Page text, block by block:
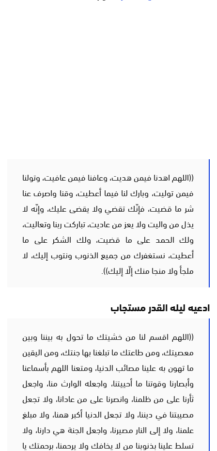
((اللهم اهدنا فيمن هديت، وعافنا فيمن عافيت، وتولنا
فيمن توليت، وبارك لنا فيما أعطيت، وقنا واصرف عنا
شر ما قضيت، فإنّك تقضي ولا يقضى عليك، وإنّه لا
يذل من واليت ولا يعز من عاديت، تباركت ربنا وتعاليت،
ولك الحمد على ما قضيت، ولك الشكر على ما
أعطيت، نستغفرك من جميع الذنوب ونتوب إليك، لا
ملجأ ولا منجا منك إلّا إليك)).
ادعيه ليله القدر مستجاب
((اللهم اقسم لنا من خشيتك ما تحول به بيننا وبين
معصيتك، ومن طاعتك ما تبلغنا بها جنتك، ومن اليقين
ما تهون به علينا مصائب الدنيا، ومتعنا اللهم بأسماعنا
وأبصارنا وقوتنا ما أحييتنا، واجعله الوارث منا، واجعل
ثأرنا على من ظلمنا، وانصرنا على من عادانا، ولا تجعل
مصيبتنا في ديننا، ولا تجعل الدنيا أكبر همنا، ولا مبلغ
علمنا، ولا إلى النار مصيرنا، واجعل الجنة هي دارنا، ولا
تسلط علينا بذنوبنا من لا يخافك ولا يرحمنا، برحمتك يا